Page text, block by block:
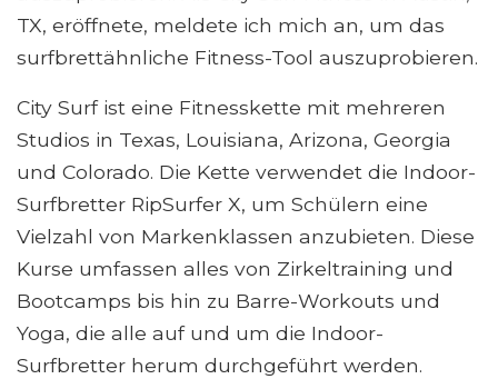
TX, eröffnete, meldete ich mich an, um das
surfbrettähnliche Fitness-Tool auszuprobieren.
City Surf ist eine Fitnesskette mit mehreren
Studios in Texas, Louisiana, Arizona, Georgia
und Colorado. Die Kette verwendet die Indoor-
Surfbretter RipSurfer X, um Schülern eine
Vielzahl von Markenklassen anzubieten. Diese
Kurse umfassen alles von Zirkeltraining und
Bootcamps bis hin zu Barre-Workouts und
Yoga, die alle auf und um die Indoor-
Surfbretter herum durchgeführt werden.